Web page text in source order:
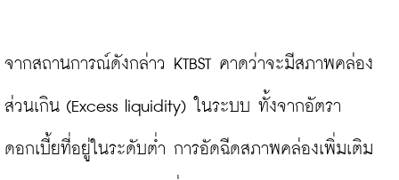
จากสถานการณ์ดังกล่าว KTBST คาดว่าจะมีสภาพคล่อง
ส่วนเกิน (Excess liquidity) ในระบบ ทั้งจากอัตรา
ดอกเบี้ยที่อยู่ในระดับต่ำ การอัดฉีดสภาพคล่องเพิ่มเติม